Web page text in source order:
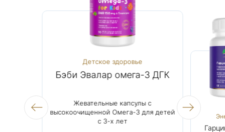
в 1
Детское здоровье
Бэби Эвалар омега-3 ДГК
Жевательные капсулы с
высокоочищенной Омега-3 для детей
с 3-х лет
Женское
Детское здоровье